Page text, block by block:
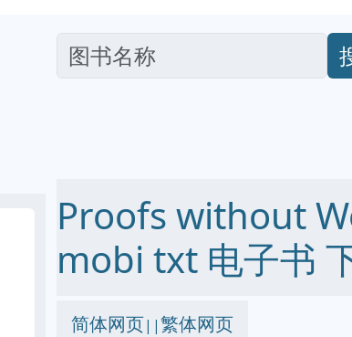
Proofs without
mobi txt 电子书
简体网页||繁体网页